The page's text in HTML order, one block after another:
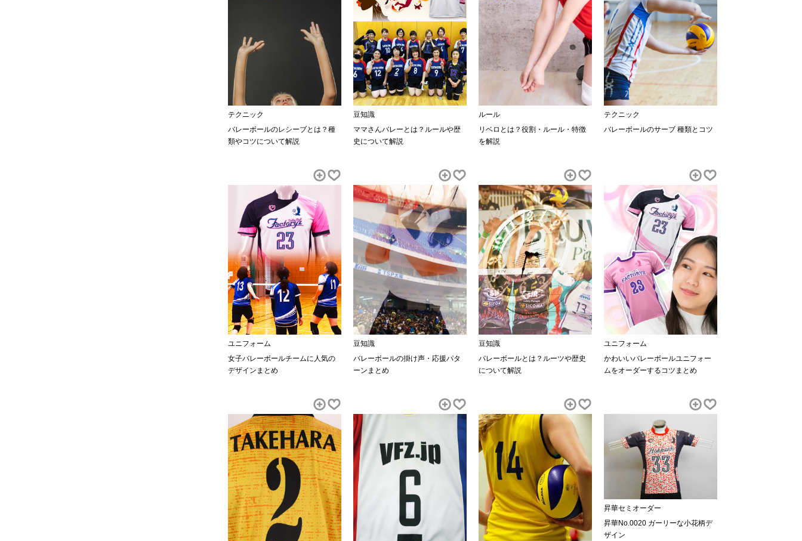
テクニック
バレーボールのレシーブとは？種
類やコツについて解説
豆知識
ママさんバレーとは？ルールや歴
史について解説
ルール
リベロとは？役割・ルール・特徴
を解説
テクニック
バレーボールのサーブ 種類とコツ
ユニフォーム
女子バレーボールチームに人気の
デザインまとめ
豆知識
バレーボールの掛け声・応援パタ
ーンまとめ
豆知識
バレーボールとは？ルーツや歴史
について解説
ユニフォーム
かわいいバレーボールユニフォー
ムをオーダーするコツまとめ
昇華セミオーダー
昇華No.0020 ガーリーな小花柄デ
ザイン